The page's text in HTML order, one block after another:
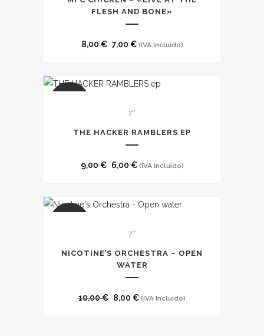
FLESH AND BONE»
8,00€ El
era:
7,00 €El
es:
(IVA Incluido)
7''
THE HACKER RAMBLERS EP
9,00€ El
era:
6,00 €El
es:
(IVA Incluido)
7''
NICOTINE’S ORCHESTRA – OPEN
WATER
10,00€ El
8,00 €El(IVA Incluido)